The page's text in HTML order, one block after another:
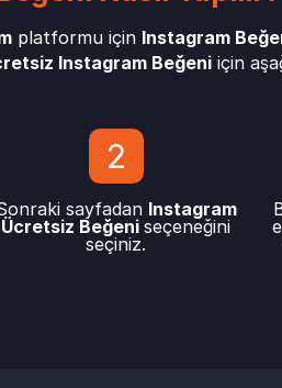
platformu için Instagram
Instagram Beğeni için
2
sayfadan Instagram
Ücretsiz Beğeni seçeneğini
seçiniz.